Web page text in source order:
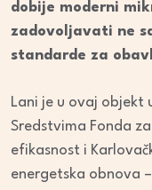
dobije moderni
zadovoljavati ne
standarde za
Lani je u ovaj objekt
Sredstvima Fonda
efikasnost i
energetska obnova